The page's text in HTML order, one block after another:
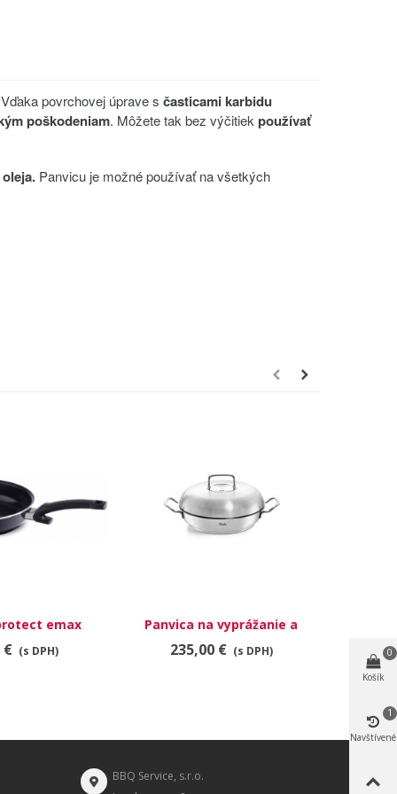
povrchovej úprave s časticami karbidu
poškodeniam. Môžete tak bez výčitiek používať
Panvicu je možné používať na všetkých
emax
24cm
€ (s DPH)
Panvica na vyprážanie a
servírovanie 28cm 3l s
pokrievkou
235,00 € (s DPH)
BBQ Service, s.r.o.
Košík
0
Navštívené
1